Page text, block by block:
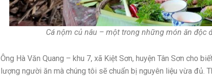
Cá nộm củ nâu – một trong những món ăn độc
Ông Hà Văn Quang – khu 7, xã Kiệt Sơn, huyện Tân Sơn cho
lượng người ăn mà chúng tôi sẽ chuẩn bị nguyên liệu vừa đủ.